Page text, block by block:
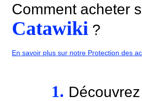
Comment acheter
Catawiki ?
En savoir plus sur notre Protection des
1.